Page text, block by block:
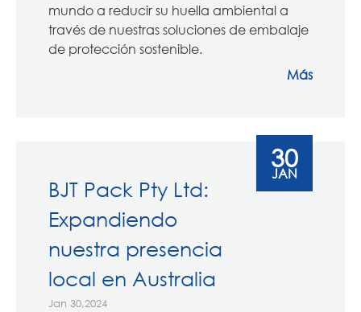
mundo a reducir su huella ambiental a
través de nuestras soluciones de embalaje
de protección sostenible.
Más
BJT Pack Pty Ltd:
Expandiendo
nuestra presencia
local en Australia
Jan 30,2024
30
JAN